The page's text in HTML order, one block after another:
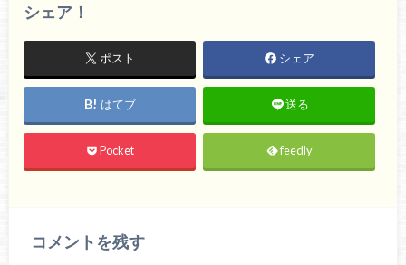
シェア！
ポスト シェア
はてブ 送る
Pocket feedly
コメントを残す